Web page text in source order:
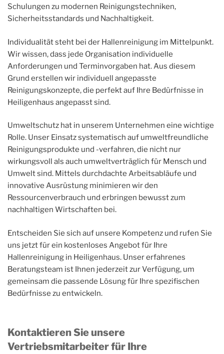
Schulungen zu modernen Reinigungstechniken,
Sicherheitsstandards und Nachhaltigkeit.
Individualität steht bei der Hallenreinigung im Mittelpunkt.
Wir wissen, dass jede Organisation individuelle
Anforderungen und Terminvorgaben hat. Aus diesem
Grund erstellen wir individuell angepasste
Reinigungskonzepte, die perfekt auf Ihre Bedürfnisse in
Heiligenhaus angepasst sind.
Umweltschutz hat in unserem Unternehmen eine wichtige
Rolle. Unser Einsatz systematisch auf umweltfreundliche
Reinigungsprodukte und -verfahren, die nicht nur
wirkungsvoll als auch umweltverträglich für Mensch und
Umwelt sind. Mittels durchdachte Arbeitsabläufe und
innovative Ausrüstung minimieren wir den
Ressourcenverbrauch und erbringen bewusst zum
nachhaltigen Wirtschaften bei.
Entscheiden Sie sich auf unsere Kompetenz und rufen Sie
uns jetzt für ein kostenloses Angebot für Ihre
Hallenreinigung in Heiligenhaus. Unser erfahrenes
Beratungsteam ist Ihnen jederzeit zur Verfügung, um
gemeinsam die passende Lösung für Ihre spezifischen
Bedürfnisse zu entwickeln.
Kontaktieren Sie unsere
Vertriebsmitarbeiter für Ihre